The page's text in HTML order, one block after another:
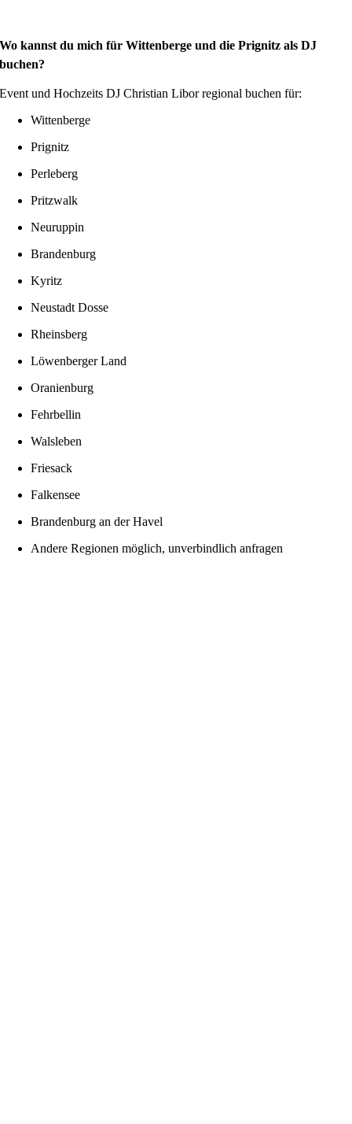
Wo kannst du mich für Wittenberge und die Prignitz als DJ
buchen?
Event und Hochzeits DJ Christian Libor regional buchen für:
Wittenberge
Prignitz
Perleberg
Pritzwalk
Neuruppin
Brandenburg
Kyritz
Neustadt Dosse
Rheinsberg
Löwenberger Land
Oranienburg
Fehrbellin
Walsleben
Friesack
Falkensee
Brandenburg an der Havel
Andere Regionen möglich, unverbindlich anfragen